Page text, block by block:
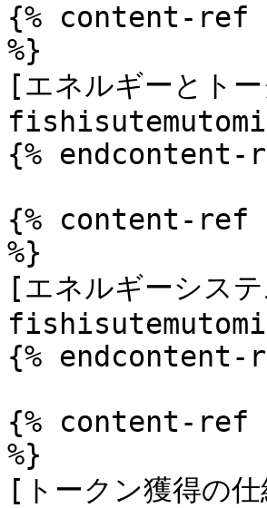
{% content-ref
%}
[エネルギーとト
{% endcontent-
{% content-ref
%}
[エネルギーシ
{% endcontent-
{% content-ref
%}
[トークン獲得の